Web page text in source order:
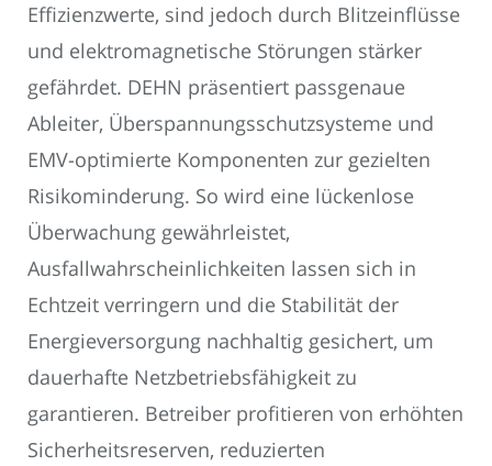
Effizienzwerte, sind jedoch durch Blitzeinflüsse
und elektromagnetische Störungen stärker
gefährdet. DEHN präsentiert passgenaue
Ableiter, Überspannungsschutzsysteme und
EMV-optimierte Komponenten zur gezielten
Risikominderung. So wird eine lückenlose
Überwachung gewährleistet,
Ausfallwahrscheinlichkeiten lassen sich in
Echtzeit verringern und die Stabilität der
Energieversorgung nachhaltig gesichert, um
dauerhafte Netzbetriebsfähigkeit zu
garantieren. Betreiber profitieren von erhöhten
Sicherheitsreserven, reduzierten